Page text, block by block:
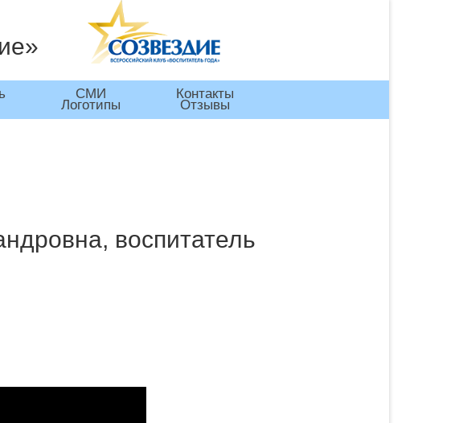
СМИ
Логотипы
Контакты
Отзывы
воспитатель